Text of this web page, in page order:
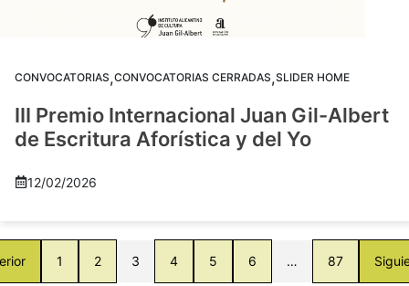
CONVOCATORIAS,CONVOCATORIAS CERRADAS,SLIDER HOME
III Premio Internacional Juan Gil-Albert
de Escritura Aforística y del Yo
12/02/2026
1 2 3 4 5 6 … 87